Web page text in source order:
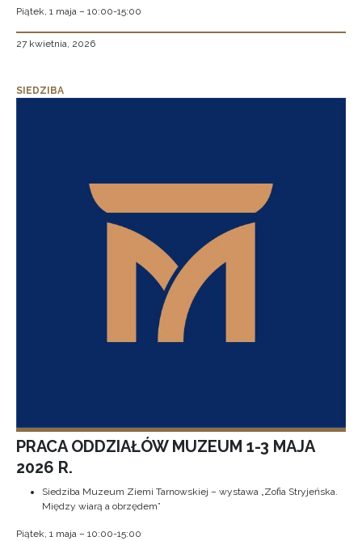
Piątek, 1 maja – 10:00-15:00
27 kwietnia, 2026
SIEDZIBA
PRACA ODDZIAŁÓW MUZEUM 1-3 MAJA
2026 R.
Siedziba Muzeum Ziemi Tarnowskiej – wystawa „Zofia Stryjeńska.
Między wiarą a obrzędem”
Piątek, 1 maja – 10:00-15:00